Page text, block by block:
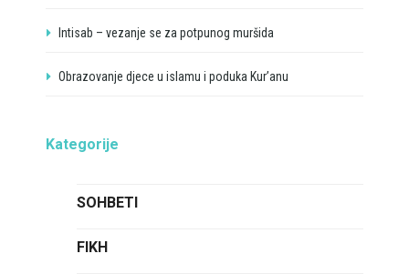
Intisab – vezanje se za potpunog muršida
Obrazovanje djece u islamu i poduka Kur’anu
Kategorije
SOHBETI
FIKH